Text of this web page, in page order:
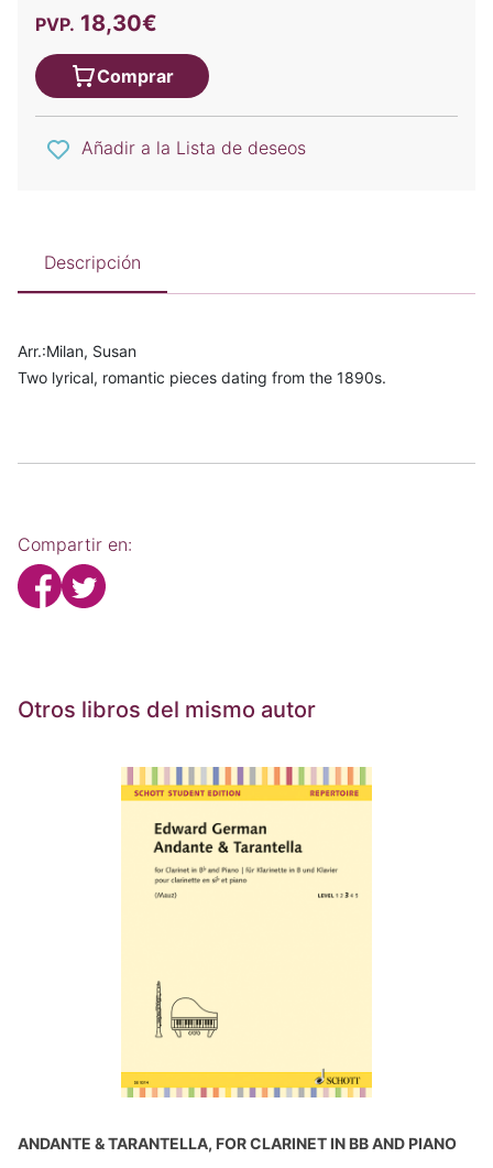
PVP. 18,30€
Comprar
Añadir a la Lista de deseos
Descripción
Arr.:Milan, Susan
Two lyrical, romantic pieces dating from the 1890s.
Compartir en:
Otros libros del mismo autor
ANDANTE & TARANTELLA, FOR CLARINET IN BB AND PIANO